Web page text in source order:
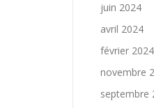
juin 2024
avril 2024
février 2024
novembre
septembre